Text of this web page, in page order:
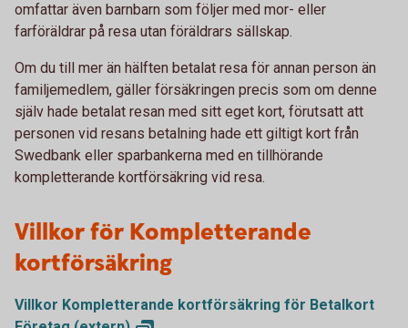
omfattar även barnbarn som följer med mor- eller
farföräldrar på resa utan föräldrars sällskap.
Om du till mer än hälften betalat resa för annan person än
familjemedlem, gäller försäkringen precis som om denne
själv hade betalat resan med sitt eget kort, förutsatt att
personen vid resans betalning hade ett giltigt kort från
Swedbank eller sparbankerna med en tillhörande
kompletterande kortförsäkring vid resa.
Villkor för Kompletterande
kortförsäkring
Villkor Kompletterande kortförsäkring för Betalkort